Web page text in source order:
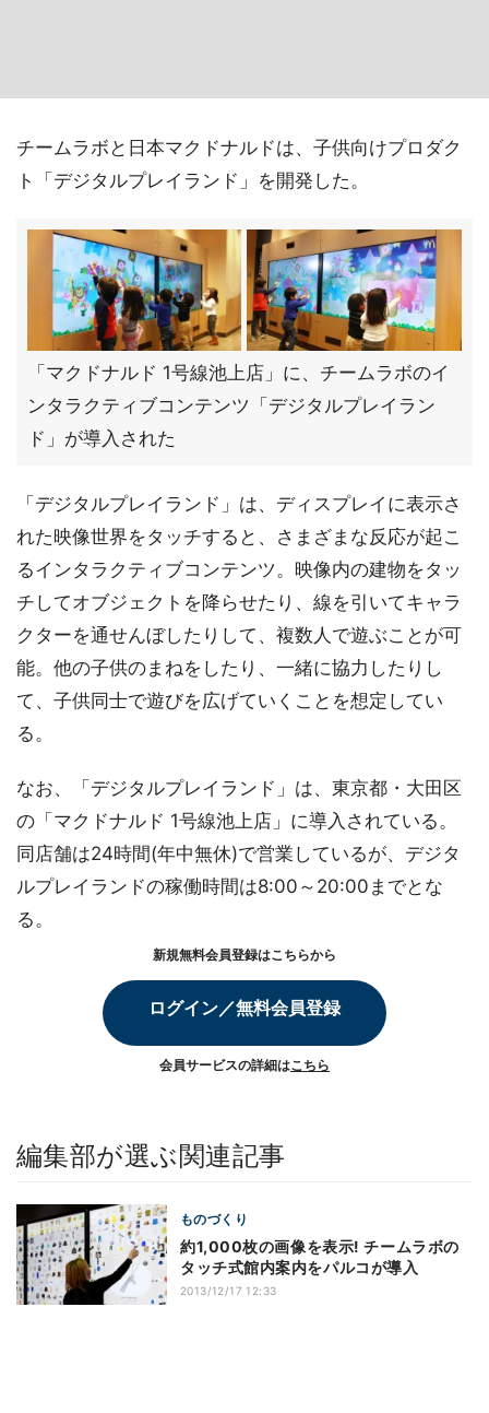
チームラボと日本マクドナルドは、子供向けプロダク
ト「デジタルプレイランド」を開発した。
「マクドナルド 1号線池上店」に、チームラボのイ
ンタラクティブコンテンツ「デジタルプレイラン
ド」が導入された
「デジタルプレイランド」は、ディスプレイに表示さ
れた映像世界をタッチすると、さまざまな反応が起こ
るインタラクティブコンテンツ。映像内の建物をタッ
チしてオブジェクトを降らせたり、線を引いてキャラ
クターを通せんぼしたりして、複数人で遊ぶことが可
能。他の子供のまねをしたり、一緒に協力したりし
て、子供同士で遊びを広げていくことを想定してい
る。
なお、「デジタルプレイランド」は、東京都・大田区
の「マクドナルド 1号線池上店」に導入されている。
同店舗は24時間(年中無休)で営業しているが、デジタ
ルプレイランドの稼働時間は8:00～20:00までとな
る。
新規無料会員登録はこちらから
ログイン／無料会員登録
会員サービスの詳細はこちら
編集部が選ぶ関連記事
ものづくり
約1,000枚の画像を表示! チームラボの
タッチ式館内案内をパルコが導入
2013/12/17 12:33